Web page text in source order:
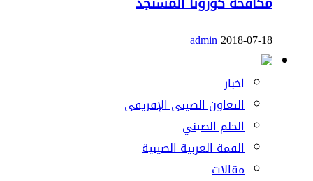
2018-07-18
admin
اخبار
التعاون الصيني الإفريقي
الحلم الصيني
القمة العربية الصينية
مقالات